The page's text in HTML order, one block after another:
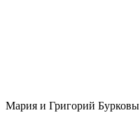
Мария и Григорий Бурковы